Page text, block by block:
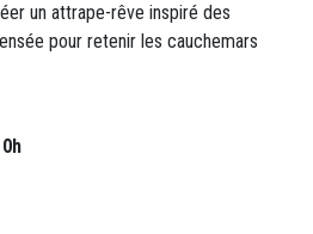
un attrape-rêve inspiré des
pour retenir les cauchemars